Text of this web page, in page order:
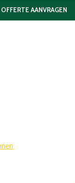
OFFERTE AANVRAGEN